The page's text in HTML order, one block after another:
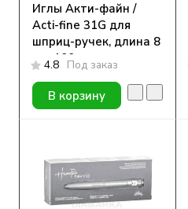
Иглы Акти-файн /
Acti-fine 31G для
шприц-ручек, длина 8
мм, 100 шт.
4.8 Под заказ
В корзину